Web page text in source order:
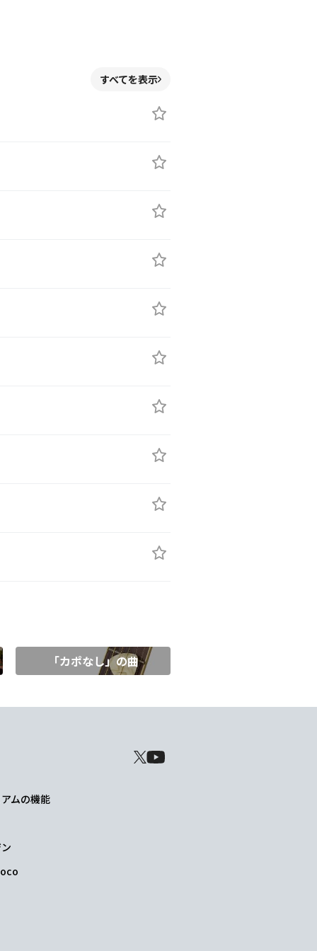
すべてを表示
「カポなし」の曲
ムの機能